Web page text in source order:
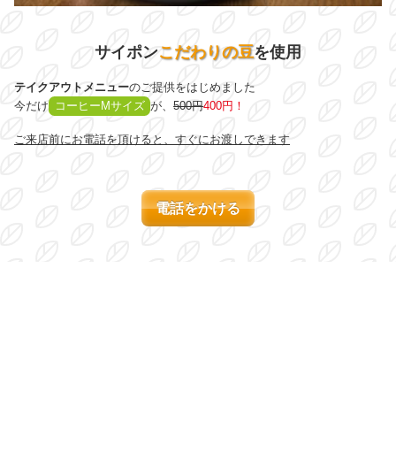
サイポンこだわりの豆を使用
テイクアウトメニューのご提供をはじめました
今だけ
コーヒーMサイズ が、500円400円！
ご来店前にお電話を頂けると、すぐにお渡しできます
電話をかける